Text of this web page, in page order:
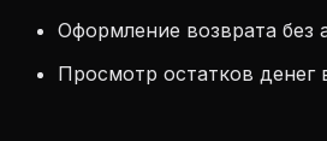
Оформление возврата без
Просмотр остатков денег